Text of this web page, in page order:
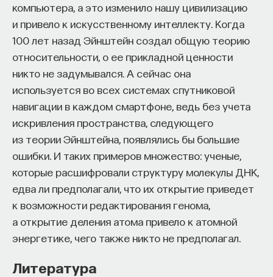
компьютера, а это изменило нашу цивилизацию
и привело к искусственному интеллекту. Когда
100 лет назад Эйнштейн создал общую теорию
относительности, о ее прикладной ценности
никто не задумывался. А сейчас она
используется во всех системах спутниковой
навигации в каждом смартфоне, ведь без учета
искривления пространства, следующего
из теории Эйнштейна, появлялись бы большие
ошибки. И таких примеров множество: ученые,
которые расшифровали структуру молекулы ДНК,
едва ли предполагали, что их открытие приведет
к возможности редактирования генома,
а открытие деления атома привело к атомной
энергетике, чего также никто не предполагал.
Литература